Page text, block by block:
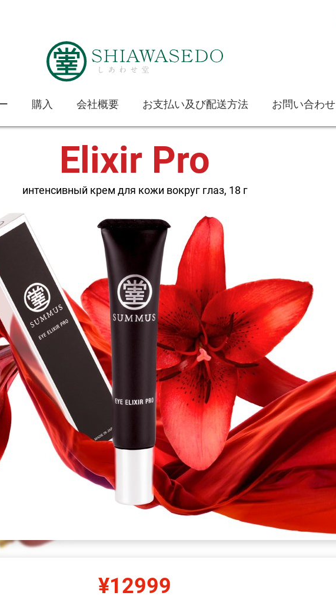
購入 会社概要 お支払い及び配送方法 お問い合わせ
Elixir Pro
интенсивный крем для кожи вокруг глаз, 18 г
¥12999